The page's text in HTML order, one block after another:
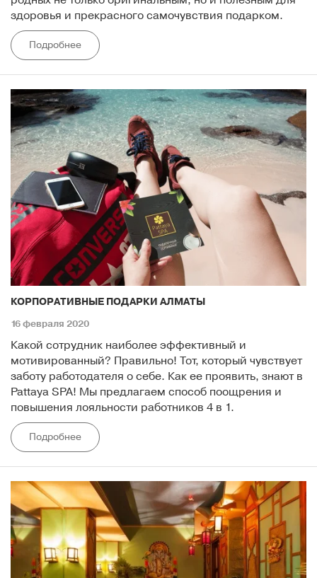
здоровья и прекрасного самочувствия подарком.
Подробнее
КОРПОРАТИВНЫЕ ПОДАРКИ АЛМАТЫ
16 февраля 2020
Какой сотрудник наиболее эффективный и
мотивированный? Правильно! Тот, который чувствует
заботу работодателя о себе. Как ее проявить, знают в
Pattaya SPA! Мы предлагаем способ поощрения и
повышения лояльности работников 4 в 1.
Подробнее